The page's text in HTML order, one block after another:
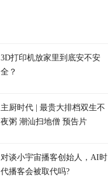
3D打印机放家里到底安不安
全？
主厨时代 | 最贵大排档双生不
夜粥 潮汕扫地僧 预告片
对谈小宇宙播客创始人，AI时
代播客会被取代吗?